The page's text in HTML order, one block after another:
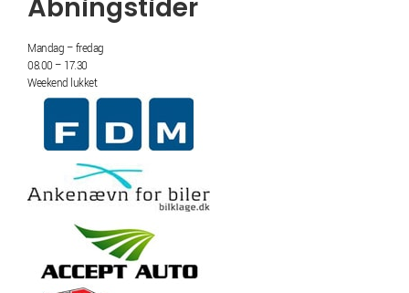
Åbningstider
Mandag – fredag
08.00 – 17.30
Weekend lukket